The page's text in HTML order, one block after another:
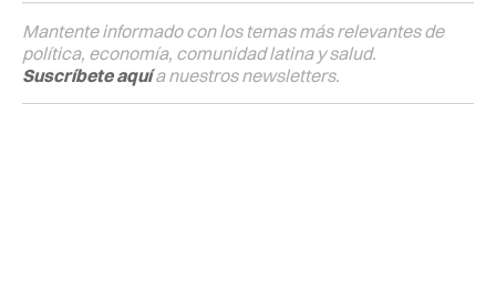
Mantente informado con los temas más relevantes de
política, economía, comunidad latina y salud.
Suscríbete aquía nuestros newsletters.